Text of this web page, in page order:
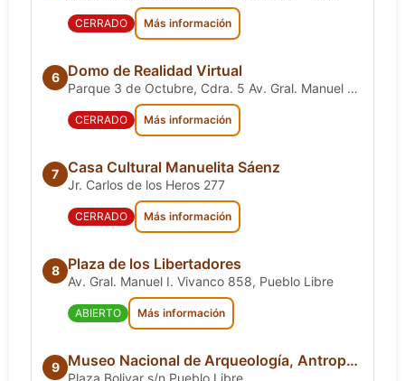
CERRADO Más información
6 Domo de Realidad Virtual
Parque 3 de Octubre, Cdra. 5 Av. Gral. Manuel Vivanco
CERRADO Más información
7 Casa Cultural Manuelita Sáenz
Jr. Carlos de los Heros 277
CERRADO Más información
8 Plaza de los Libertadores
Av. Gral. Manuel I. Vivanco 858, Pueblo Libre
ABIERTO Más información
9 Museo Nacional de Arqueología, Antropología e Historia del Perú
Plaza Bolivar s/n Pueblo Libre